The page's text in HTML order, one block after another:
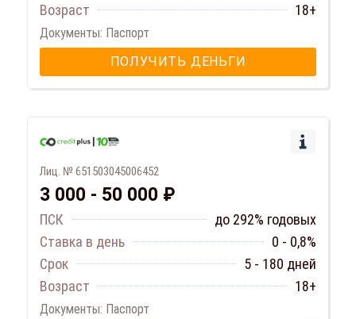
Возраст
18+
Документы: Паспорт
ПОЛУЧИТЬ ДЕНЬГИ
Лиц. № 651503045006452
3 000 - 50 000 ₽
ПСК
до 292% годовых
Ставка в день
0 - 0,8%
Срок
5 - 180 дней
Возраст
18+
Документы: Паспорт